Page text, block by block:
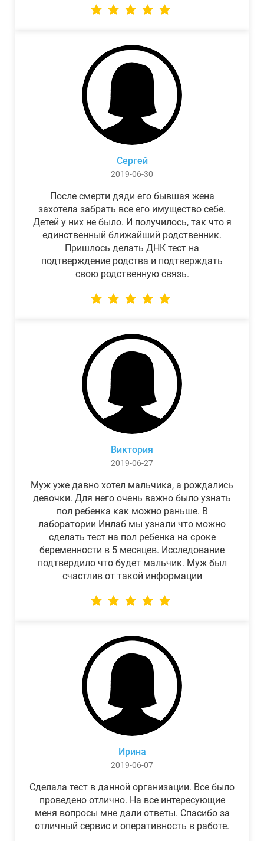
Сергей
2019-06-30
После смерти дяди его бывшая жена
захотела забрать все его имущество себе.
Детей у них не было. И получилось, так что я
единственный ближайший родственник.
Пришлось делать ДНК тест на
подтверждение родства и подтверждать
свою родственную связь.
Виктория
2019-06-27
Муж уже давно хотел мальчика, а рождались
девочки. Для него очень важно было узнать
пол ребенка как можно раньше. В
лаборатории Инлаб мы узнали что можно
сделать тест на пол ребенка на сроке
беременности в 5 месяцев. Исследование
подтвердило что будет мальчик. Муж был
счастлив от такой информации
Ирина
2019-06-07
Сделала тест в данной организации. Все было
проведено отлично. На все интересующие
меня вопросы мне дали ответы. Спасибо за
отличный сервис и оперативность в работе.